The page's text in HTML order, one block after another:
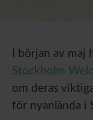
I början av maj
Stockholm
om deras
för nyanlända i